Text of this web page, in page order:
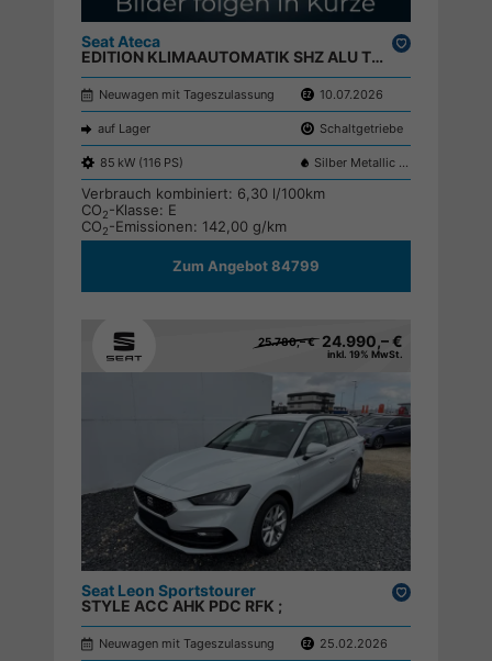
Seat Ateca
EDITION KLIMAAUTOMATIK SHZ ALU TEMPOMAT EL.PAKET ;
Neuwagen mit Tageszulassung 10.07.2026
auf Lager Schaltgetriebe
85 kW (116 PS) Silber Metallic 8E8E
Verbrauch kombiniert: 6,30 l/100km
CO2-Klasse: E
CO2-Emissionen: 142,00 g/km
Zum Angebot 84799
25.780,– € 24.990,– €
inkl. 19% MwSt.
Seat Leon Sportstourer
STYLE ACC AHK PDC RFK ;
Neuwagen mit Tageszulassung 25.02.2026